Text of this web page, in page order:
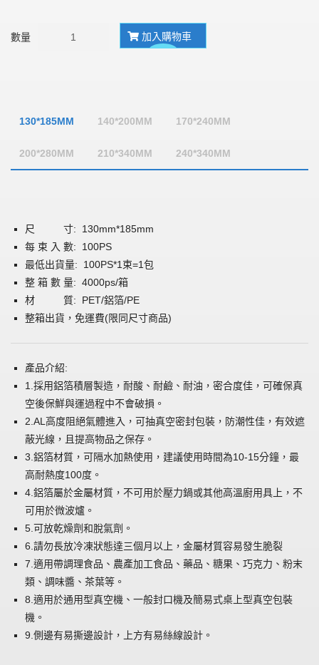
數量 加入購物車
130*185MM 140*200MM 170*240MM
200*280MM 210*340MM 240*340MM
尺 寸: 130mm*185mm
每 束 入 數: 100PS
最低出貨量: 100PS*1束=1包
整 箱 數 量: 4000ps/箱
材 質: PET/鋁箔/PE
整箱出貨，免運費(限同尺寸商品)
產品介紹:
1.採用鋁箔積層製造，耐酸、耐鹼、耐油，密合度佳，可確保真
空後保鮮與運過程中不會破損。
2.AL高度阻絕氣體進入，可抽真空密封包裝，防潮性佳，有效遮
蔽光線，且提高物品之保存。
3.鋁箔材質，可隔水加熱使用，建議使用時間為10-15分鐘，最
高耐熱度100度。
4.鋁箔屬於金屬材質，不可用於壓力鍋或其他高溫廚用具上，不
可用於微波爐。
5.可放乾燥劑和脫氣劑。
6.請勿長放冷凍狀態達三個月以上，金屬材質容易發生脆裂
7.適用帶調理食品、農產加工食品、藥品、糖果、巧克力、粉末
類、調味醬、茶葉等。
8.適用於通用型真空機、一般封口機及簡易式桌上型真空包裝
機。
9.側邊有易撕邊設計，上方有易絲線設計。